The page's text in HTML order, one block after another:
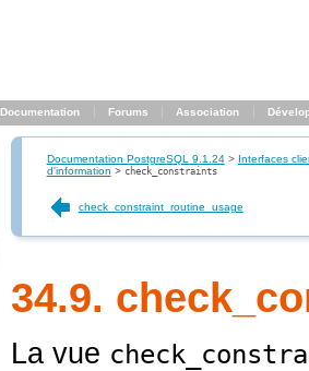
Documentation Forums Association
Documentation PostgreSQL 9.1.24> Interfaces
d'information > check_constraints
check_constraint_routine_usage
34.9.
La vue